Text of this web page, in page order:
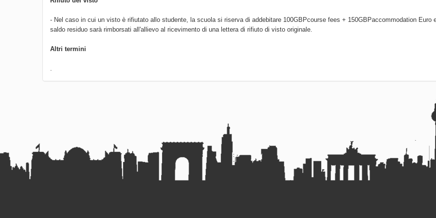
- Nel caso in cui un visto è rifiutato allo studente, la scuola si riserva di addebitare 100GBPcourse fees + 150GBPaccommodation Euro
saldo residuo sarà rimborsati all'allievo al ricevimento di una lettera di rifiuto di visto originale.
Altri termini
.